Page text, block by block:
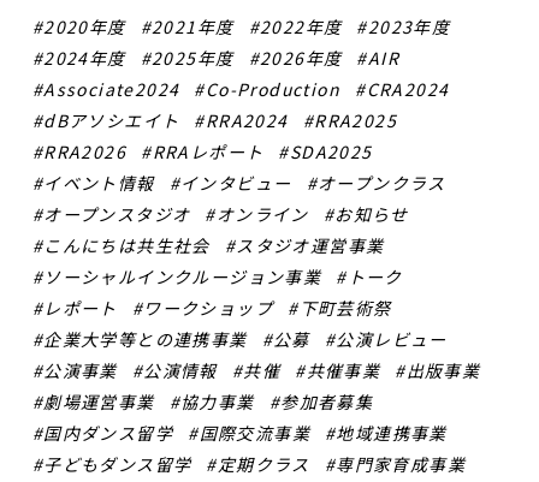
2020年度
2021年度 2022年度
2023年度
2024年度
2025年度 2026年度
AIR
Associate2024
Co-Production
CRA2024
dBアソシエイト
RRA2024
RRA2025
RRA2026
RRAレポート
SDA2025
イベント情報
インタビュー
オープンクラス
オープンスタジオ
オンライン
お知らせ
こんにちは共生社会
スタジオ運営事業
ソーシャルインクルージョン事業
トーク
レポート
ワークショップ
下町芸術祭
企業大学等との連携事業
公募
公演レビュー
公演事業
公演情報 共催 共催事業
出版事業
劇場運営事業
協力事業
参加者募集
国内ダンス留学
国際交流事業
地域連携事業
子どもダンス留学
定期クラス
専門家育成事業